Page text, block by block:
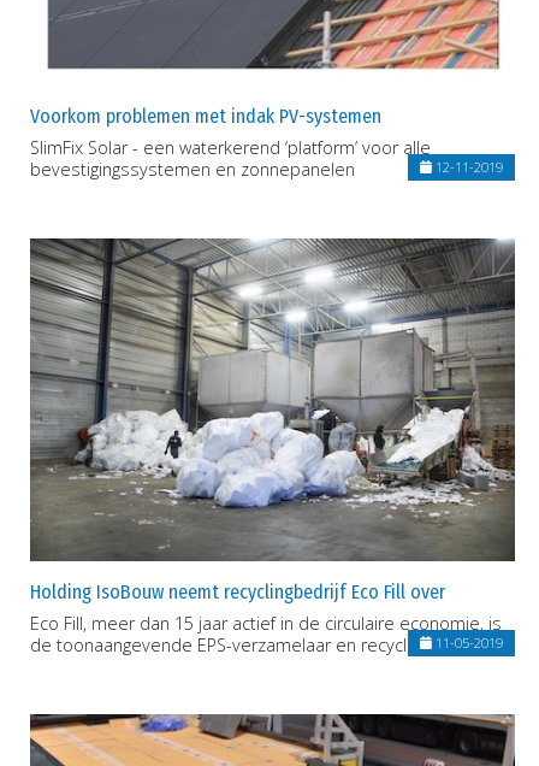
Voorkom problemen met indak PV-systemen
SlimFix Solar - een waterkerend ‘platform’ voor alle
bevestigingssystemen en zonnepanelen
12-11-2019
Holding IsoBouw neemt recyclingbedrijf Eco Fill over
Eco Fill, meer dan 15 jaar actief in de circulaire economie, is
de toonaangevende EPS-verzamelaar en recycler in België
11-05-2019